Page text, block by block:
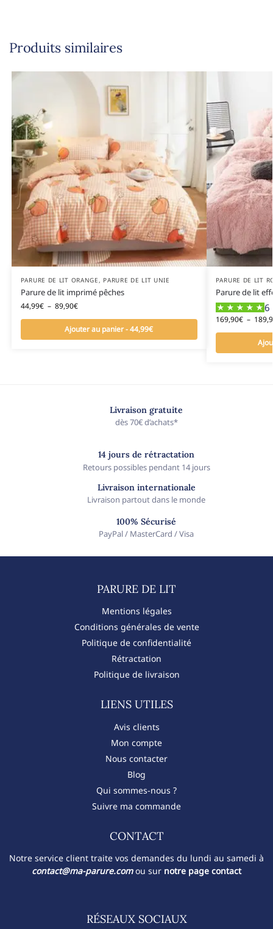
Produits similaires
PARURE DE LIT ORANGE , PARURE DE LIT UNIE
Parure de lit imprimé pêches
44,99€ – 89,90€
Ajouter au panier - 44,99€
PARURE DE LIT
Parure de lit
6
169,90€ –
Livraison gratuite
dès 70€ d’achats*
14 jours de rétractation
Retours possibles pendant 14 jours
Livraison internationale
Livraison partout dans le monde
100% Sécurisé
PayPal / MasterCard / Visa
PARURE DE LIT​
Mentions légales
Conditions générales de vente
Politique de confidentialité
Rétractation
Politique de livraison
LIENS UTILES
Avis clients
Mon compte
Nous contacter
Blog
Qui sommes-nous ?
Suivre ma commande
CONTACT​
Notre service client traite vos demandes du lundi au samedi à
contact@ma-parure.comou sur notre page contact
RÉSEAUX SOCIAUX